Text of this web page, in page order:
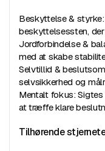
Beskyttelse &
beskyttelsessten,
Jordforbindelse &
med at skabe
Selvtillid &
selvsikkerhed og
Mentalt fokus:
at træffe klare
Tilhørende